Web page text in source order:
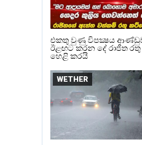
එකතු වුණු විපක්‍ෂය
ඊළඟට කරන දේ රාජිත
හෙළි කරයි
WETHER